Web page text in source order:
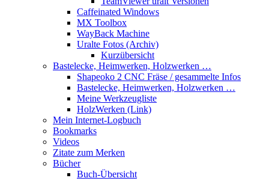
Caffeinated Windows
MX Toolbox
WayBack Machine
Uralte Fotos (Archiv)
Kurzübersicht
Bastelecke, Heimwerken, Holzwerken …
Shapeoko 2 CNC Fräse / gesammelte Infos
Bastelecke, Heimwerken, Holzwerken …
Meine Werkzeugliste
HolzWerken (Link)
Mein Internet-Logbuch
Bookmarks
Videos
Zitate zum Merken
Bücher
Buch-Übersicht